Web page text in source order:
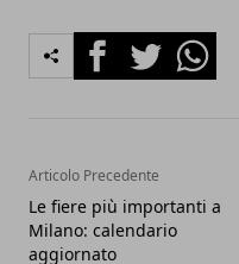
FacebookTwitter
Articolo Precedente
Le fiere più importanti a
Milano: calendario
aggiornato